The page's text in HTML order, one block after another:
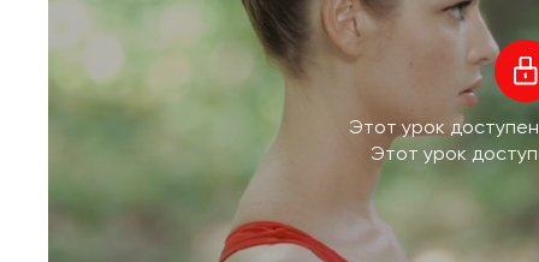
Этот урок
Этот урок